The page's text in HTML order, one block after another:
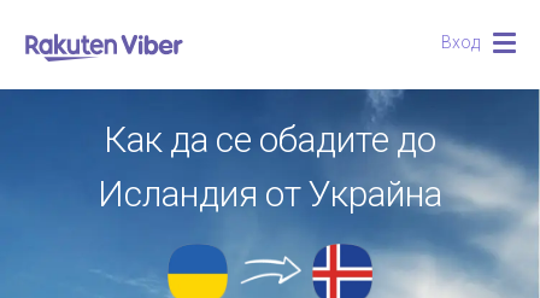
Вход
Как да се обадите до
Исландия от Украйна